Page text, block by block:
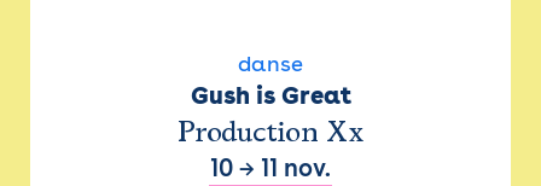
danse
Gush is Great
Production Xx
10 → 11 nov.